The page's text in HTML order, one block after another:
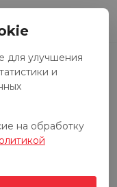
для улучшения
и
на обработку